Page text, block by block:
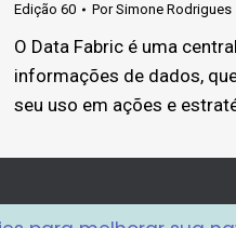
Edição 60 PorSimone Rodrigues
O Data Fabric é uma
informações de dados,
seu uso em ações e